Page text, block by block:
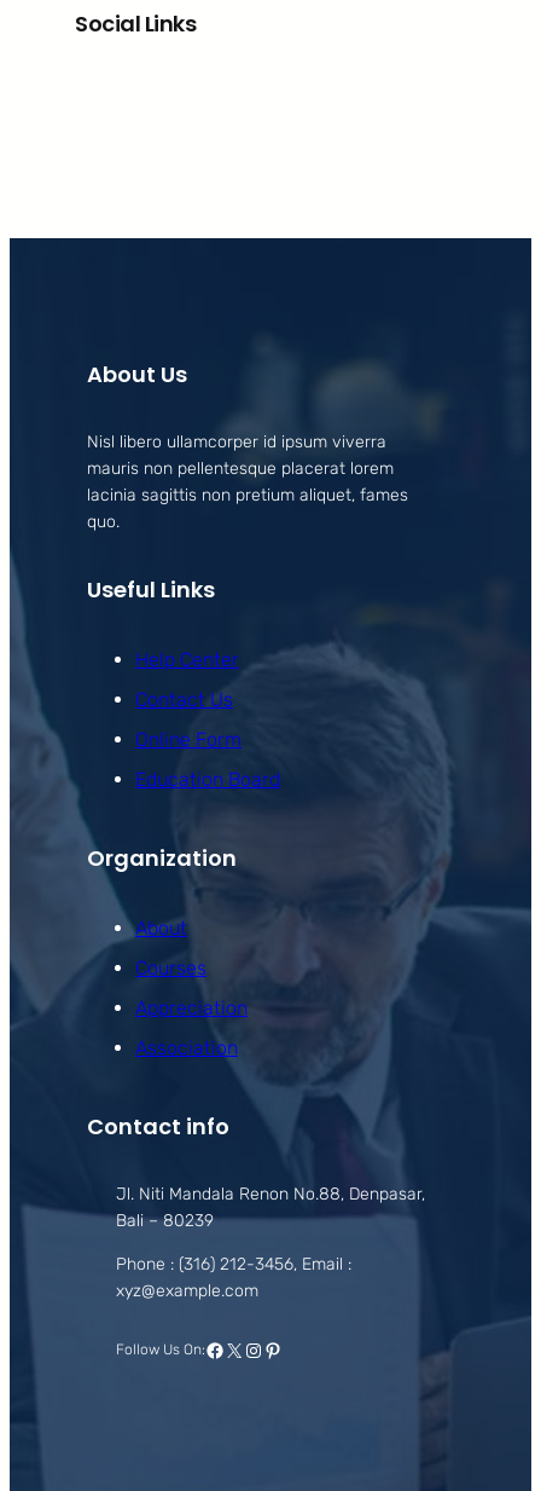
Social Links
About Us
Nisl libero ullamcorper id ipsum viverra
mauris non pellentesque placerat lorem
lacinia sagittis non pretium aliquet, fames
quo.
Useful Links
Help Center
Contact Us
Online Form
Education Board
Organization
About
Courses
Appreciation
Association
Contact info
Jl. Niti Mandala Renon No.88, Denpasar,
Bali – 80239
Phone : (316) 212-3456, Email :
xyz@example.com
Follow Us On:Facebook
X Instagram
Pinterest